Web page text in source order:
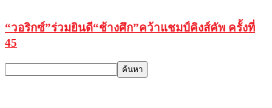
“วอริกซ์”ร่วมยินดี“ช้างศึก”คว้าแชมป์คิงส์คัพ ครั้งที่
45